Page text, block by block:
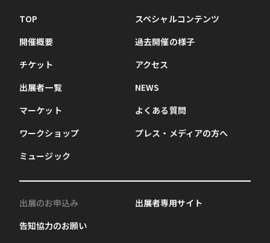
TOP
開催概要
チケット
出展者一覧
マーケット
ワークショップ
ミュージック
スペシャルコンテンツ
過去開催の様子
アクセス
NEWS
よくある質問
プレス・メディアの方へ
出展のお申込み
告知協力のお願い
出展者専用サイト